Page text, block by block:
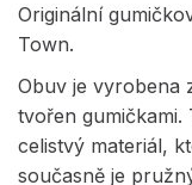
Originální
Town.
Obuv je vyrobena
tvořen
celistvý materiál,
současně je